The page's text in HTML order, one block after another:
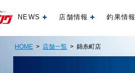
NEWS 開く店舗情報 開く釣果情報
HOME > 店舗一覧 > 錦糸町店